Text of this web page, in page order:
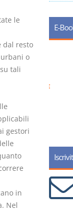
le
dal resto
o
tali
gestori
in
Nel
E-
e